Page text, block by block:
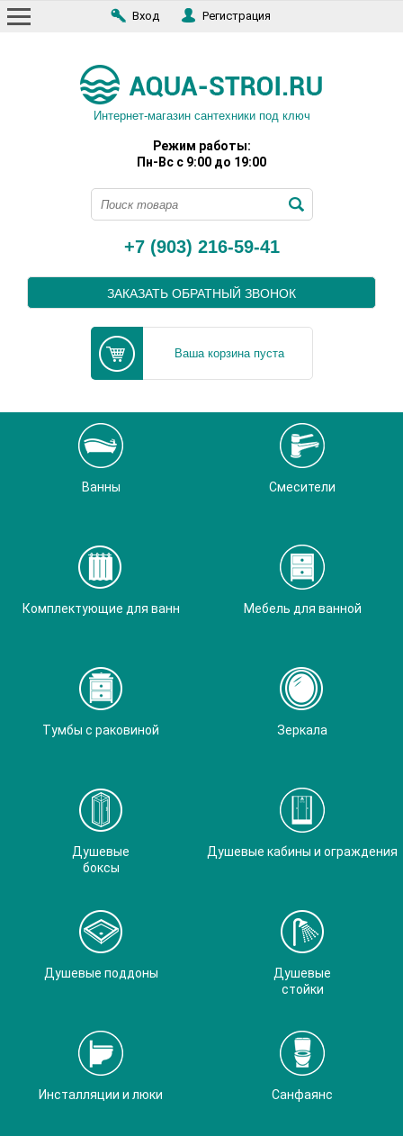
Вход Регистрация
Интернет-магазин сантехники под ключ
Режим работы:
Пн-Вс с 9:00 до 19:00
+7 (903) 216-59-41
ЗАКАЗАТЬ ОБРАТНЫЙ ЗВОНОК
Ваша корзина пуста
Ванны Смесители
Комплектующие для ванн Мебель для ванной
Тумбы с раковиной Зеркала
Душевые
боксы
Душевые кабины и ограждения
Душевые поддоны
Душевые
стойки
Инсталляции и люки Санфаянс